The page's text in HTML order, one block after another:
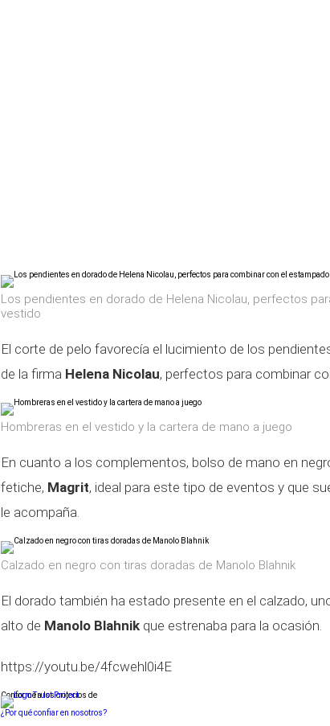
Los pendientes en dorado de Helena Nicolau, perfectos
vestido
El corte de pelo favorecía el lucimiento de los
de la firma Helena Nicolau, perfectos para combinar
Hombreras en el vestido y la cartera de mano a juego
En cuanto a los complementos, bolso de mano en
fetiche, Magrit, ideal para este tipo de eventos y que
le acompaña.
Calzado en negro con tiras doradas de Manolo Blahnik
El dorado también ha estado presente en el calzado,
alto de Manolo Blahnik que estrenaba para la ocasión.
https://youtu.be/4fcwehl0i4E
Conforme a los criterios de
¿Por qué confiar en nosotros?